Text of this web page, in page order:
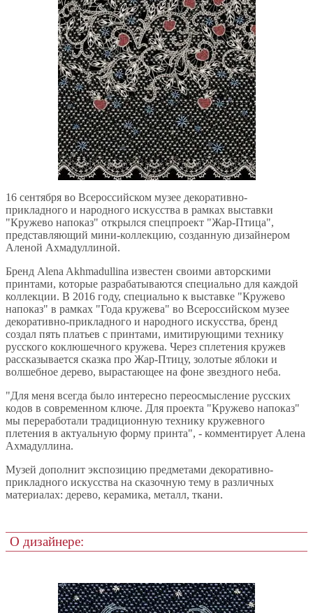
16 сентября во Всероссийском музее декоративно-
прикладного и народного искусства в рамках выставки
"Кружево напоказ" открылся спецпроект "Жар-Птица",
представляющий мини-коллекцию, созданную дизайнером
Аленой Ахмадуллиной.
Бренд Alena Akhmadullina известен своими авторскими
принтами, которые разрабатываются специально для каждой
коллекции. В 2016 году, специально к выставке "Кружево
напоказ" в рамках "Года кружева" во Всероссийском музее
декоративно-прикладного и народного искусства, бренд
создал пять платьев с принтами, имитирующими технику
русского коклюшечного кружева. Через сплетения кружев
рассказывается сказка про Жар-Птицу, золотые яблоки и
волшебное дерево, вырастающее на фоне звездного неба.
"Для меня всегда было интересно переосмысление русских
кодов в современном ключе. Для проекта "Кружево напоказ"
мы переработали традиционную технику кружевного
плетения в актуальную форму принта", - комментирует Алена
Ахмадуллина.
Музей дополнит экспозицию предметами декоративно-
прикладного искусства на сказочную тему в различных
материалах: дерево, керамика, металл, ткани.
О дизайнере: